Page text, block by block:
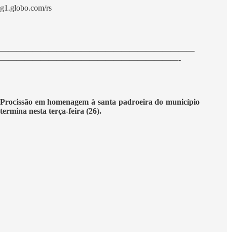
g1.globo.com/rs
————————————————————————
——————————————————————-
Procissão em homenagem à santa padroeira do município
termina nesta terça-feira (26).